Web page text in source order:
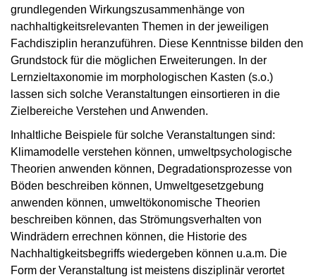
grundlegenden Wirkungszusammenhänge von
nachhaltigkeitsrelevanten Themen in der jeweiligen
Fachdisziplin heranzuführen. Diese Kenntnisse bilden den
Grundstock für die möglichen Erweiterungen. In der
Lernzieltaxonomie im morphologischen Kasten (s.o.)
lassen sich solche Veranstaltungen einsortieren in die
Zielbereiche Verstehen und Anwenden.
Inhaltliche Beispiele für solche Veranstaltungen sind:
Klimamodelle verstehen können, umweltpsychologische
Theorien anwenden können, Degradationsprozesse von
Böden beschreiben können, Umweltgesetzgebung
anwenden können, umweltökonomische Theorien
beschreiben können, das Strömungsverhalten von
Windrädern errechnen können, die Historie des
Nachhaltigkeitsbegriffs wiedergeben können u.a.m. Die
Form der Veranstaltung ist meistens disziplinär verortet